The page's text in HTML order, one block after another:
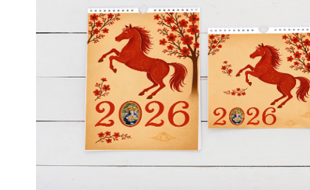
20х30
30х30
30х40
А4
Фото
рамке
10х10
10×15
13×18
15×15
15×20
20×20